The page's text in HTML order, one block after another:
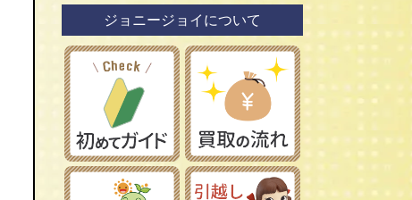
フランス車
タミヤ/田宮模型
ハセガワ/長谷川製作所
フジミ模型/FUJIMI
アオシマ/青島文化教材社
イマイ/IMAI /今井科学
コトブキヤ/壽屋
イタレリ/ITALERI
レベル/Revell
鉄道模型社
レーマン/LGB
Ｎゲージ
ＨＯゲージ
Ｚゲージ
車両パーツ
ジョニージョイについて